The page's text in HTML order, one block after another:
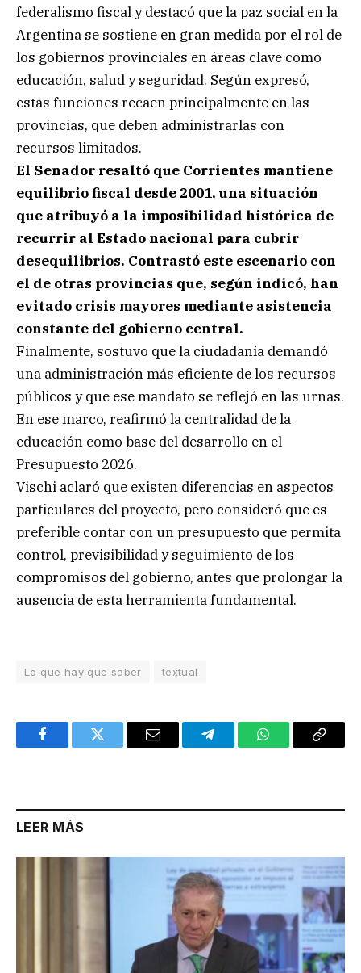
federalismo fiscal y destacó que la paz social en la
Argentina se sostiene en gran medida por el rol de
los gobiernos provinciales en áreas clave como
educación, salud y seguridad. Según expresó,
estas funciones recaen principalmente en las
provincias, que deben administrarlas con
recursos limitados.
El Senador resaltó que Corrientes mantiene
equilibrio fiscal desde 2001, una situación
que atribuyó a la imposibilidad histórica de
recurrir al Estado nacional para cubrir
desequilibrios. Contrastó este escenario con
el de otras provincias que, según indicó, han
evitado crisis mayores mediante asistencia
constante del gobierno central.
Finalmente, sostuvo que la ciudadanía demandó
una administración más eficiente de los recursos
públicos y que ese mandato se reflejó en las urnas.
En ese marco, reafirmó la centralidad de la
educación como base del desarrollo en el
Presupuesto 2026.
Vischi aclaró que existen diferencias en aspectos
particulares del proyecto, pero consideró que es
preferible contar con un presupuesto que permita
control, previsibilidad y seguimiento de los
compromisos del gobierno, antes que prolongar la
ausencia de esta herramienta fundamental.
Lo que hay que saber textual
FacebookTwitter Email TelegramWhatsAppCopy
LEER MÁS